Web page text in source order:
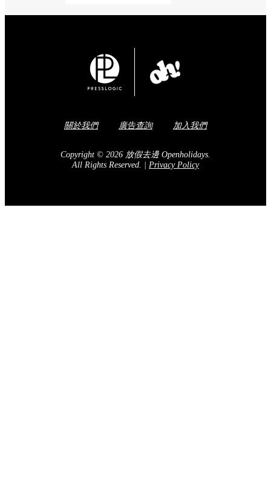
關於我們 廣告查詢 加入我們
Copyright © 2026 放假去邊 Openholidays.
All Rights Reserved.
Privacy Policy